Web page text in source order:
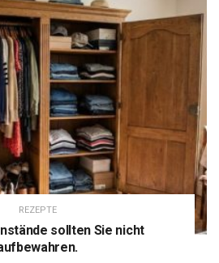
REZEPTE
sollten Sie nicht